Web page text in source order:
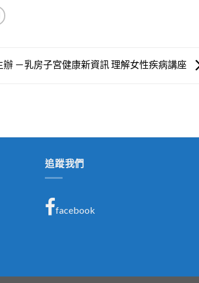
辦 －乳房子宮健康新資訊 理解女性疾病講座
追蹤我們
facebook